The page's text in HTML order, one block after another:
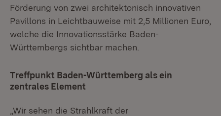
Förderung von zwei architektonisch innovativen
Pavillons in Leichtbauweise mit 2,5 Millionen Euro,
welche die Innovationsstärke Baden-
Württembergs sichtbar machen.
Treffpunkt Baden-Württemberg als ein
zentrales Element
„Wir sehen die Strahlkraft der